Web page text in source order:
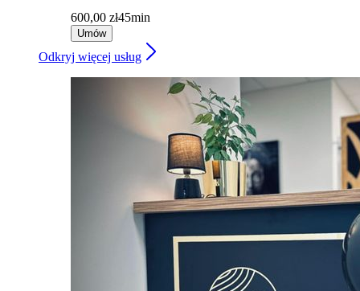
600,00 zł45min
Umów
Odkryj więcej usług